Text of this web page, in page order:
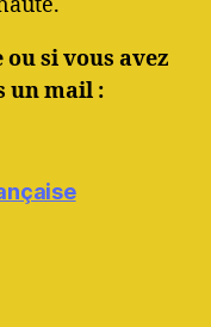
si vous avez
un mail :